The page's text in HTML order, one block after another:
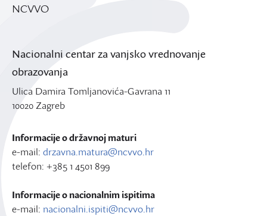
NCVVO
Nacionalni centar za vanjsko vrednovanje
obrazovanja
Ulica Damira Tomljanovića-Gavrana 11
10020 Zagreb
Informacije o državnoj maturi
e-mail: drzavna.matura@ncvvo.hr
telefon: +385 1 4501 899
Informacije o nacionalnim ispitima
e-mail: nacionalni.ispiti@ncvvo.hr